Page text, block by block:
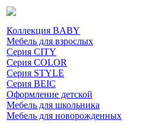
Коллекция BABY
Мебель для взрослых
Серия CITY
Серия COLOR
Серия STYLE
Серия BEIC
Оформление детской
Мебель для школьника
Мебель для новорожденных